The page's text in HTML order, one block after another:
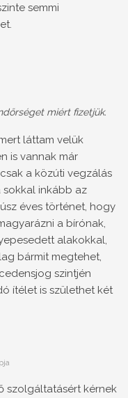
semmi
miért fizetjük.
láttam velük
is vannak már
a közúti vegzálás
sokkal inkább az
éves történet, hogy
a bírónak,
alakokkal,
bármit megtehet,
szintjén
ítélet is születhet két
szolgáltatásért kérnek